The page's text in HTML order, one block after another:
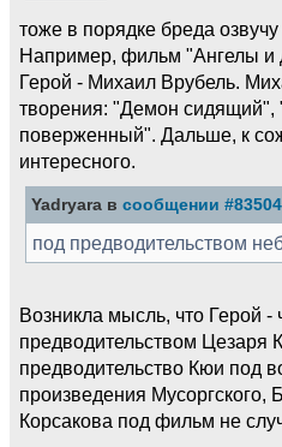
тоже в порядке бреда
Например, фильм "Ангелы и
Герой - Михаил Врубель.
творения: "Демон
поверженный". Дальше, к
интересного.
Yadryara в сообщении
под предводительством
Возникла мысль, что Герой -
предводительством Цезаря
предводительство Кюи под
произведения Мусоргского,
Корсакова под фильм не